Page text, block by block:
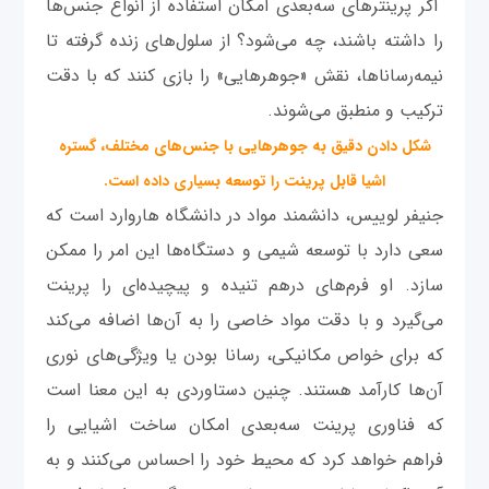
اگر پرینترهای سه‌بعدی امکان استفاده از انواع جنس‌ها
را داشته باشند، چه می‌شود؟ از سلول‌های زنده گرفته تا
نیمه‌رساناها، نقش «جوهرهایی» را بازی کنند که با دقت
ترکیب و منطبق می‌شوند.
شکل دادن دقیق به جوهرهایی با جنس‌های مختلف، گستره
اشیا قابل پرینت را توسعه بسیاری داده است.
جنیفر لوییس، دانشمند مواد در دانشگاه هاروارد است که
سعی دارد با توسعه شیمی و دستگاه‌ها این امر را ممکن
سازد. او فرم‌های درهم تنیده و پیچیده‌ای را پرینت
می‌گیرد و با دقت مواد خاصی را به آن‌ها اضافه می‌کند
که برای خواص مکانیکی، رسانا بودن یا ویژگی‌های نوری
آن‌ها کارآمد هستند. چنین دستاوردی به این معنا است
که فناوری پرینت سه‌بعدی امکان ساخت اشیایی را
فراهم خواهد کرد که محیط خود را احساس می‌کنند و به